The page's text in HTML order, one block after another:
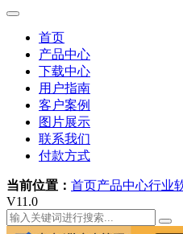
首页
产品中心
下载中心
用户指南
客户案例
图片展示
联系我们
付款方式
当前位置： 首页产品中心行业
V11.0